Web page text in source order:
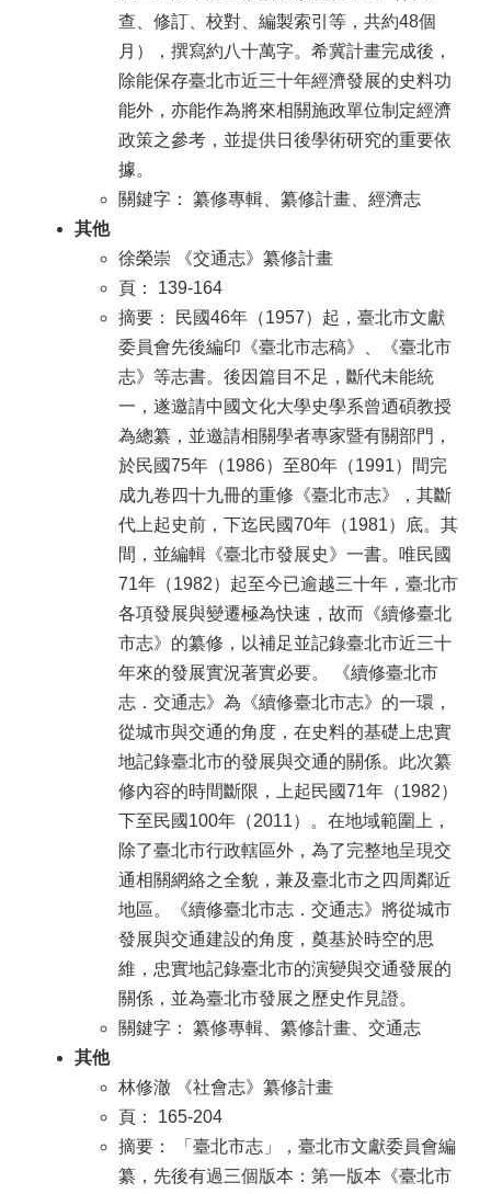
查、修訂、校對、編製索引等，共約48個
月），撰寫約八十萬字。希冀計畫完成後，
除能保存臺北市近三十年經濟發展的史料功
能外，亦能作為將來相關施政單位制定經濟
政策之參考，並提供日後學術研究的重要依
據。
關鍵字： 纂修專輯、纂修計畫、經濟志
其他
徐榮崇 《交通志》纂修計畫
頁： 139-164
摘要： 民國46年（1957）起，臺北市文獻
委員會先後編印《臺北市志稿》、《臺北市
志》等志書。後因篇目不足，斷代未能統
一，遂邀請中國文化大學史學系曾迺碩教授
為總纂，並邀請相關學者專家暨有關部門，
於民國75年（1986）至80年（1991）間完
成九卷四十九冊的重修《臺北市志》，其斷
代上起史前，下迄民國70年（1981）底。其
間，並編輯《臺北市發展史》一書。唯民國
71年（1982）起至今已逾越三十年，臺北市
各項發展與變遷極為快速，故而《續修臺北
市志》的纂修，以補足並記錄臺北市近三十
年來的發展實況著實必要。 《續修臺北市
志．交通志》為《續修臺北市志》的一環，
從城市與交通的角度，在史料的基礎上忠實
地記錄臺北市的發展與交通的關係。此次纂
修內容的時間斷限，上起民國71年（1982）
下至民國100年（2011）。在地域範圍上，
除了臺北市行政轄區外，為了完整地呈現交
通相關網絡之全貌，兼及臺北市之四周鄰近
地區。《續修臺北市志．交通志》將從城市
發展與交通建設的角度，奠基於時空的思
維，忠實地記錄臺北市的演變與交通發展的
關係，並為臺北市發展之歷史作見證。
關鍵字： 纂修專輯、纂修計畫、交通志
其他
林修澈 《社會志》纂修計畫
頁： 165-204
摘要： 「臺北市志」，臺北市文獻委員會編
纂，先後有過三個版本：第一版本《臺北市